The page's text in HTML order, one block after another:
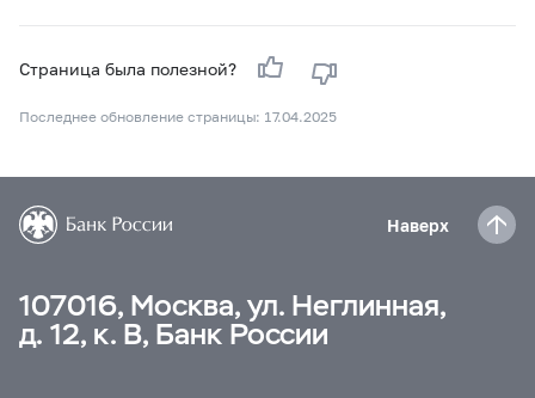
Страница была полезной?
Последнее обновление страницы: 17.04.2025
Наверх
107016, Москва, ул. Неглинная,
д. 12, к. В, Банк России